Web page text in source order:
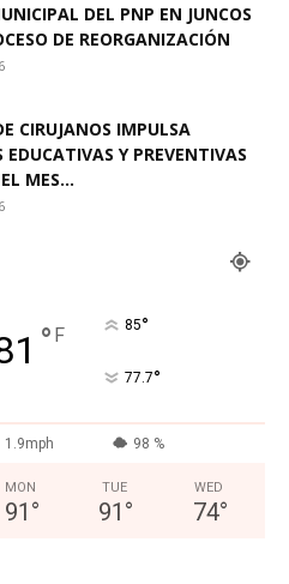
DEL PNP EN JUNCOS
DE REORGANIZACIÓN
CIRUJANOS IMPULSA
EDUCATIVAS Y PREVENTIVAS
MES...
° F 85°
77.7°
1.9mph 98 %
MON
91 °
TUE
91 °
WED
74°